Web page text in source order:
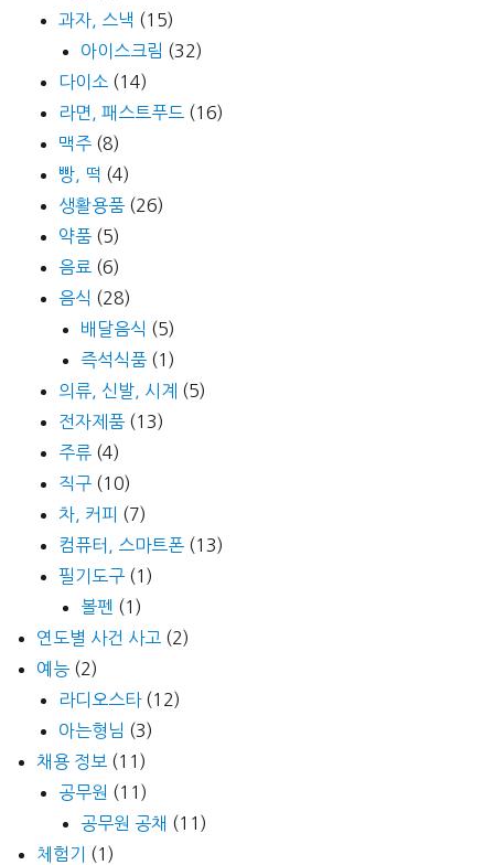
과자, 스낵 (15)
아이스크림 (32)
다이소 (14)
라면, 패스트푸드 (16)
맥주 (8)
빵, 떡 (4)
생활용품 (26)
약품 (5)
음료 (6)
음식 (28)
배달음식 (5)
즉석식품 (1)
의류, 신발, 시계
(5)
전자제품 (13)
주류 (4)
직구 (10)
차, 커피 (7)
컴퓨터, 스마트폰 (13)
필기도구 (1)
볼펜 (1)
연도별 사건 사고 (2)
예능 (2)
라디오스타(12)
아는형님 (3)
채용 정보 (11)
공무원 (11)
공무원 공채 (11)
체험기
(1)